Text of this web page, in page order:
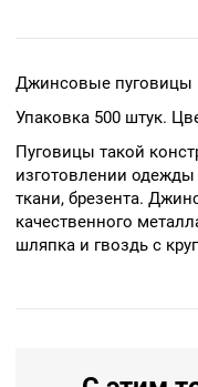
Джинсовые пуговицы
Упаковка 500 штук.
Пуговицы такой
изготовлении
ткани, брезента.
качественного
шляпка и гвоздь с